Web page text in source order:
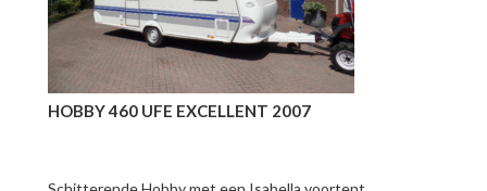
HOBBY 460 UFE EXCELLENT 2007